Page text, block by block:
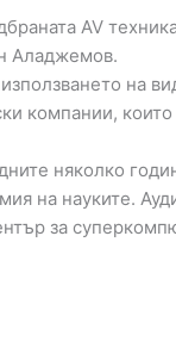
AV
Аладжемов.
на
които
няколко
на науките.
за